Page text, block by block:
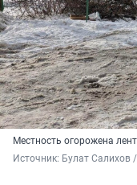
Местность огорожена
Источник: Булат Салихов /